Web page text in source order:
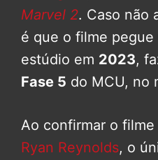
Marvel 2. Caso não
é que o filme pegue
estúdio em 2023,
Fase 5 do MCU, no
Ao confirmar o filme
Ryan Reynolds, o